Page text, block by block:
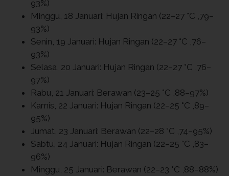
93%)
Minggu, 18 Januari: Hujan Ringan (22–27 °C ,79–
93%)
Senin, 19 Januari: Hujan Ringan (22–27 °C ,76–
93%)
Selasa, 20 Januari: Hujan Ringan (22–27 °C ,76–
97%)
Rabu, 21 Januari: Berawan (23–25 °C ,88–97%)
Kamis, 22 Januari: Hujan Ringan (22–25 °C ,89–
95%)
Jumat, 23 Januari: Berawan (22–28 °C ,74–95%)
Sabtu, 24 Januari: Hujan Ringan (22–25 °C ,83–
96%)
Minggu, 25 Januari: Berawan (22–23 °C ,88–88%)